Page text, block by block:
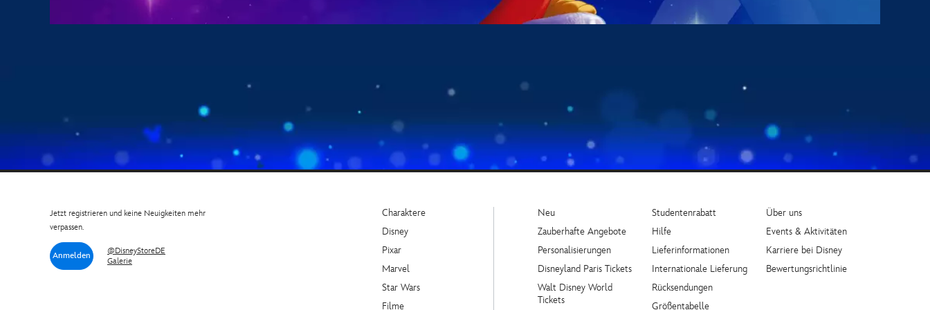
Jetzt registrieren und keine Neuigkeiten mehr
verpassen.
Anmelden
@DisneyStoreDE
Galerie
Charaktere
Disney
Pixar
Marvel
Star Wars
Filme
Neu
Zauberhafte Angebote
Personalisierungen
Disneyland Paris Tickets
Walt Disney World
Tickets
Studentenrabatt
Hilfe
Lieferinformationen
Internationale Lieferung
Rücksendungen
Größentabelle
Über uns
Events & Aktivitäten
Karriere bei Disney
Bewertungsrichtlinie